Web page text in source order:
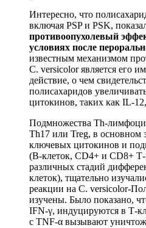
Интересно, что
включая PSP и PSK,
противоопухолевый
условиях после
известным механизмом
C. versicolor является его
действие, о чем
полисахаридов
цитокинов, таких как IL-
Подмножества Th-
Th17 или Treg, в основном
ключевых цитокинов и
(В-клеток, CD4+ и CD8+
различных стадий
клеток), тщательно
реакции на C. versicolor-
изучены. Было показано,
IFN-γ, индуцируются в Т-
с TNF-α вызывают